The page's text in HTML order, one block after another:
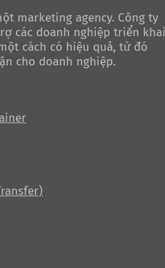
marketing agency. Công ty
các doanh nghiệp triển khai
cách có hiệu quả, từ đó
cho doanh nghiệp.